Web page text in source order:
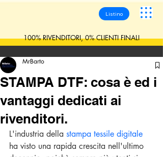
Listino
100% RIVENDITORI, 0% CLIENTI FINALI
STAMPA DTF: cosa è ed i
vantaggi dedicati ai
rivenditori.
MrBarto
L'industria della stampa tessile digitale
ha visto una rapida crescita nell'ultimo